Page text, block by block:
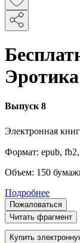
Выпуск 8
Электронная
Формат: epub,
Объем: 150
Подробнее
Пожаловаться
Читать фрагмент
Купить